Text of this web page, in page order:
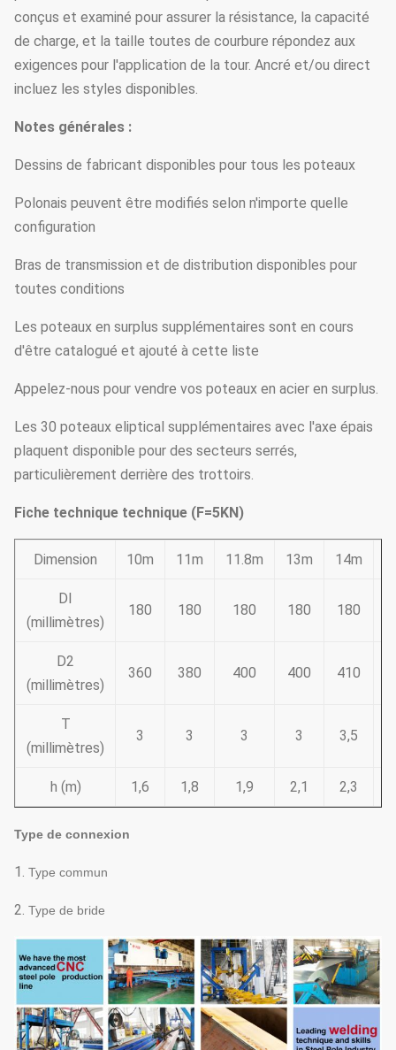
conçus et examiné pour assurer la résistance, la capacité
de charge, et la taille toutes de courbure répondez aux
exigences pour l'application de la tour. Ancré et/ou direct
incluez les styles disponibles.
Notes générales :
Dessins de fabricant disponibles pour tous les poteaux
Polonais peuvent être modifiés selon n'importe quelle
configuration
Bras de transmission et de distribution disponibles pour
toutes conditions
Les poteaux en surplus supplémentaires sont en cours
d'être catalogué et ajouté à cette liste
Appelez-nous pour vendre vos poteaux en acier en surplus.
Les 30 poteaux eliptical supplémentaires avec l'axe épais
plaquent disponible pour des secteurs serrés,
particulièrement derrière des trottoirs.
Fiche technique technique (F=5KN)
Dimension 10m 11m 11.8m 13m 14m
DI
(millimètres)
180 180 180 180 180
D2
(millimètres)
360 380 400 400 410
T
(millimètres)
3 3 3 3 3,5
h (m) 1,6 1,8 1,9 2,1 2,3
Type de connexion
1. Type commun
2. Type de bride